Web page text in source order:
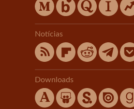
Notícias
Downloads